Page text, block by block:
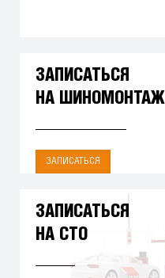
ЗАПИСАТЬСЯ
НА ШИНОМОНТАЖ
ЗАПИСАТЬСЯ
ЗАПИСАТЬСЯ
НА СТО